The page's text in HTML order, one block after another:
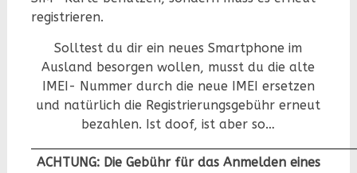
registrieren.
Solltest du dir ein neues Smartphone im
Ausland besorgen wollen, musst du die alte
IMEI- Nummer durch die neue IMEI ersetzen
und natürlich die Registrierungsgebühr erneut
bezahlen. Ist doof, ist aber so…
ACHTUNG: Die Gebühr für das Anmelden eines